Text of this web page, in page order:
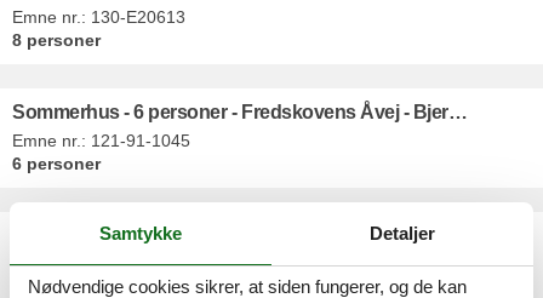
Emne nr.: 130-E20613
8 personer
Sommerhus - 6 personer - Fredskovens Åvej - Bjerge - 4480 - Store Fuglede
Emne nr.: 121-91-1045
6 personer
Emne nr.:090-98969
6 personer
Samtykke Detaljer
Nødvendige cookies sikrer, at siden fungerer, og de kan